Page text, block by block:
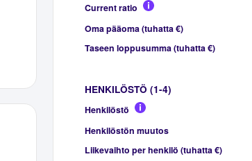
Current ratio
Oma pääoma (tuhatta €)
Taseen loppusumma (tuhatta €)
HENKILÖSTÖ (1-4)
Henkilöstö
Henkilöstön muutos
Liikevaihto per henkilö (tuhatta €)